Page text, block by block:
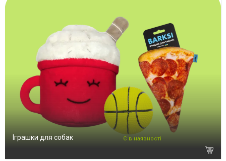
Іграшки для собак Є в наявності